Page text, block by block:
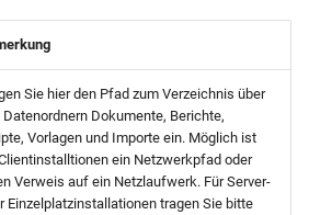
Sie hier den Pfad zum Verzeichnis über
Datenordnern Dokumente, Berichte,
Vorlagen und Importe ein. Möglich ist
ein Netzwerkpfad oder
Verweis auf ein Netzlaufwerk. Für Server-
Einzelplatzinstallationen tragen Sie bitte